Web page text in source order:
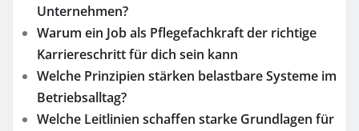
Unternehmen?
Warum ein Job als Pflegefachkraft der richtige
Karriereschritt für dich sein kann
Welche Prinzipien stärken belastbare Systeme im
Betriebsalltag?
Welche Leitlinien schaffen starke Grundlagen für